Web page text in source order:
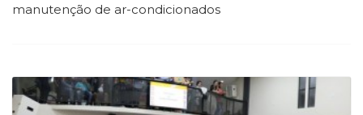
manutenção de ar-condicionados